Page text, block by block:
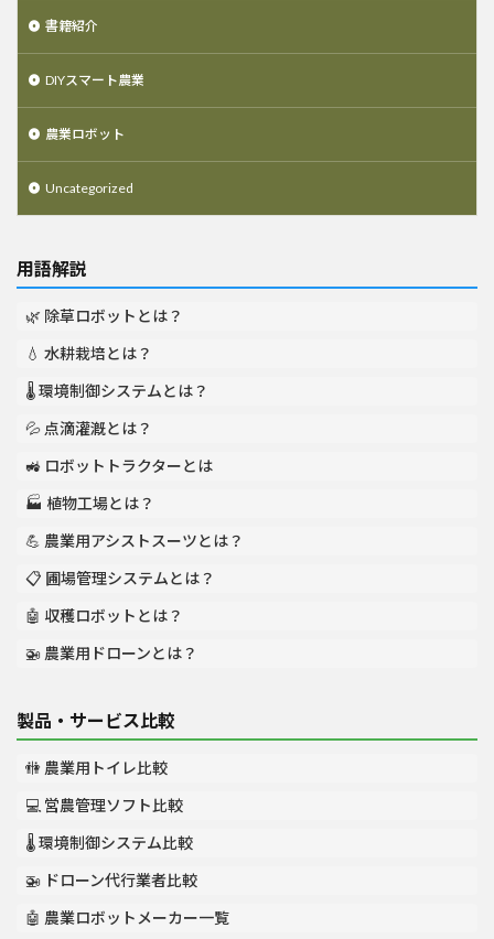
書籍紹介
DIYスマート農業
農業ロボット
Uncategorized
用語解説
🌿 除草ロボットとは？
💧 水耕栽培とは？
🌡️ 環境制御システムとは？
💦 点滴灌漑とは？
🚜 ロボットトラクターとは
🏭 植物工場とは？
💪 農業用アシストスーツとは？
📋 圃場管理システムとは？
🤖 収穫ロボットとは？
🚁 農業用ドローンとは？
製品・サービス比較
🚻 農業用トイレ比較
💻 営農管理ソフト比較
🌡️ 環境制御システム比較
🚁 ドローン代行業者比較
🤖 農業ロボットメーカー一覧